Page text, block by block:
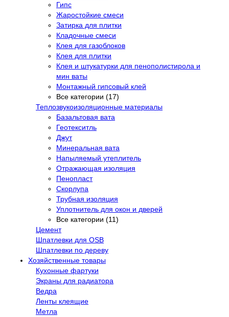
Гипс
Жаростойкие смеси
Затирка для плитки
Кладочные смеси
Клея для газоблоков
Клея для плитки
Клея и штукатурки для пенополистирола и
мин ваты
Монтажный гипсовый клей
Все категории (17)
Теплозвукоизоляционные материалы
Базальтовая вата
Геотекситль
Джут
Минеральная вата
Напыляемый утеплитель
Отражающая изоляция
Пенопласт
Скорлупа
Трубная изоляция
Уплотнитель для окон и дверей
Все категории (11)
Цемент
Шпатлевки для OSB
Шпатлевки по дереву
Хозяйственные товары
Кухонные фартуки
Экраны для радиатора
Ведра
Ленты клеящие
Метла